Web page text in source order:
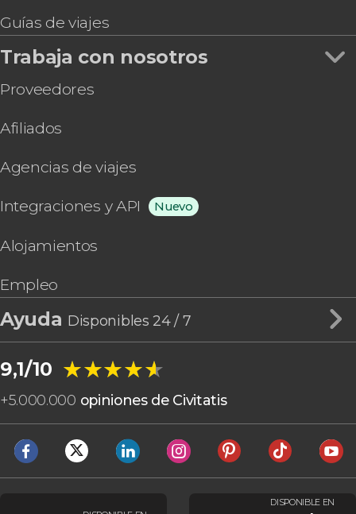
Guías de viajes
Trabaja con nosotros
Proveedores
Afiliados
Agencias de viajes
Integraciones y API Nuevo
Alojamientos
Empleo
Ayuda Disponibles 24 / 7
9,1/10 ★★★★★
★★★★★
+5.000.000 opiniones de Civitatis
DISPONIBLE EN